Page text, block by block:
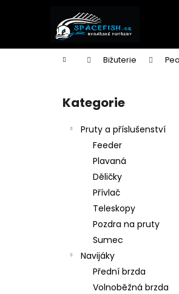
Domů Bižuterie
Přeskočit
kategorie
Kategorie
Pruty a příslušenství
Feeder
Plavaná
Děličky
Přívlač
Teleskopy
Pozdra na pruty
Sumec
Navijáky
Přední brzda
Volnoběžná brzda
í
Zpět
do
Zpět
do
ODPOČÍVADLO MAGIC
HRAČKAMI HNĚDÉ